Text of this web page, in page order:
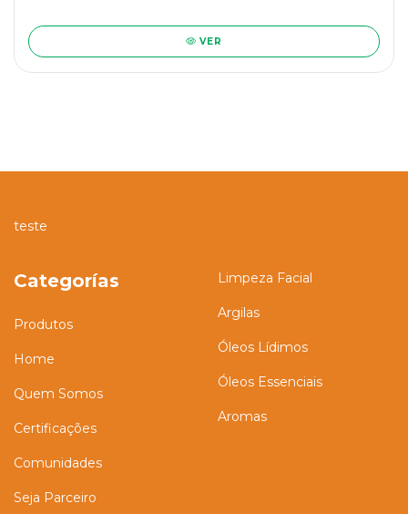
VER
teste
Categorías
Produtos
Home
Quem Somos
Certificações
Comunidades
Seja Parceiro
Limpeza Facial
Argilas
Óleos Lídimos
Óleos Essenciais
Aromas